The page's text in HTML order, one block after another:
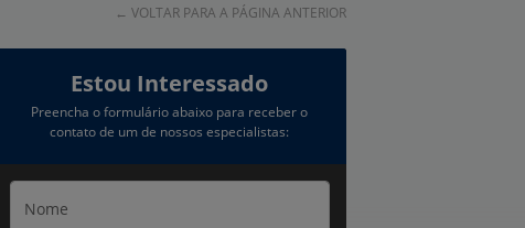
← VOLTAR PARA A PÁGINA ANTERIOR
Estou Interessado
Preencha o formulário abaixo para receber o
contato de um de nossos especialistas: